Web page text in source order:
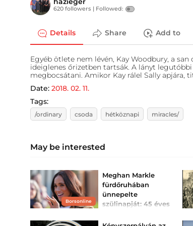
620 followers | Followed:
Details Share Add to
Egyéb ötlete nem lévén, Kay Woodbury, a
ideiglenes őrizetben tartsák. A lányt
megbocsátani. Amikor Kay rálel Sally apjára,
Date: 2018. 02. 11.
Tags:
/ordinary csoda hétköznapi miracles/
May be interested
Borsonline
Meghan Markle
fürdőruhában
ünnepelte
szülinapját: 45 éves
felesége